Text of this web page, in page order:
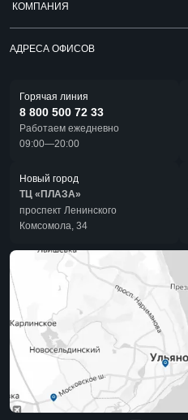
КОМПАНИЯ
АДРЕСА ОФИСОВ
Горячая линия
8 800 500 72 33
Работаем ежедневно
09:00—20:00
Новый город
ТЦ «ПЛАЗА»
проспект Ленинского
Комсомола, 34